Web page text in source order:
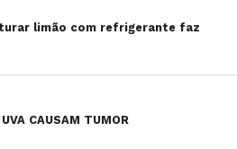
limão com refrigerante faz
CAUSAM TUMOR